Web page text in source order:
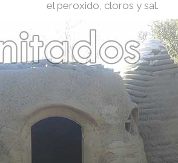
el peroxido, cloros y sal.